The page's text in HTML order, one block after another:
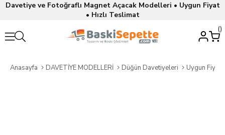
Davetiye ve Fotoğraflı Magnet Açacak Modelleri • Uygun Fiyat
• Hızlı Teslimat
Anasayfa DAVETİYE MODELLERİ Düğün Davetiyeleri Uygun